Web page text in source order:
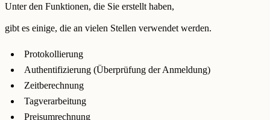
Unter den Funktionen, die Sie erstellt haben,
gibt es einige, die an vielen Stellen verwendet werden.
Protokollierung
Authentifizierung (Überprüfung der Anmeldung)
Zeitberechnung
Tagverarbeitung
Preisumrechnung